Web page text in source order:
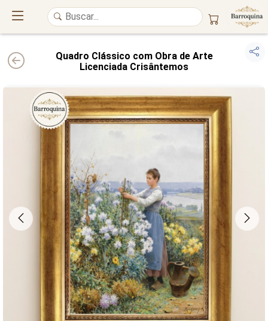
UM ATELIÊ 100% FINE ART
Trazemos a imponência dasmaiores obras de arte do mundo
alto padrão da sua casa. Nosso acervo reúne a genialidade de
pintores renomados, resgatandoartes reaise o requinte inconfundível
das obras do século XIX. Produção artesanal emCanvas 100% Algodão
molduras em
Madeira Maciçae impressão comPigmentação Mineral
QUALIDADE DE MUSEU GARANTIA ETERNA
Curadoria das Campanhas
A seleção de obras-primas apresentadas em nossos vídeos nas redes
Quadro Clássico com Obra de Arte
Licenciada Crisântemos